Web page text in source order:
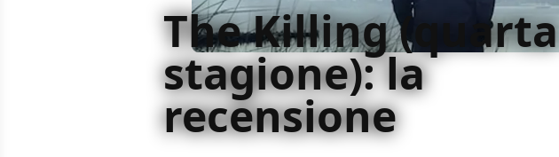
The Killing (quarta
stagione): la
recensione